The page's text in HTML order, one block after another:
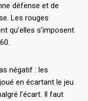
défense et de
Les rouges
qu’elles s’imposent
négatif : les
en écartant le jeu
l’écart. Il faut